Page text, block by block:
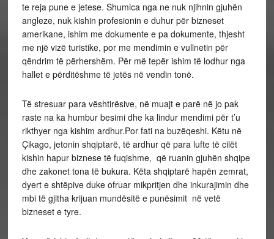
te reja pune e jetese. Shumica nga ne nuk njihnin gjuhën
angleze, nuk kishin profesionin e duhur për bizneset
amerikane, ishim me dokumente e pa dokumente, thjesht
me një vizë turistike, por me mendimin e vullnetin për
qëndrim të përhershëm. Për më tepër ishim të lodhur nga
hallet e përditëshme të jetës në vendin tonë.
Të stresuar para vështirësive, në muajt e parë në jo pak
raste na ka humbur besimi dhe ka lindur mendimi për t’u
rikthyer nga kishim ardhur.Por fati na buzëqeshi. Këtu në
Çikago, jetonin shqiptarë, të ardhur që para lufte të cilët
kishin hapur biznese të fuqishme, që ruanin gjuhën shqipe
dhe zakonet tona të bukura. Këta shqiptarë hapën zemrat,
dyert e shtëpive duke ofruar mikpritjen dhe inkurajimin dhe
mbi të gjitha krijuan mundësitë e punësimit në vetë
bizneset e tyre.